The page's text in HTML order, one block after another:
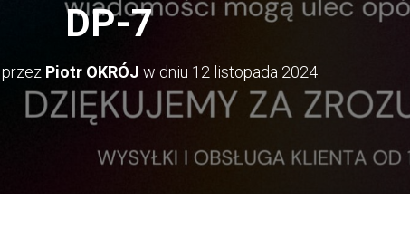
DP-7
Piotr OKRÓJ w dniu 12 listopada 2024